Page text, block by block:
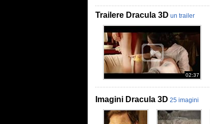
Trailere Dracula 3D un trailer
02:37
Imagini Dracula 3D 25 imagini